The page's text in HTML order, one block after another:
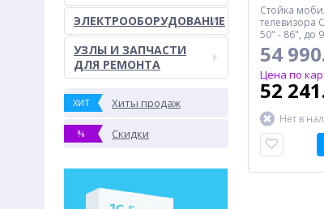
ЭЛЕКТРООБОРУДОВАНИЕ
УЗЛЫ И ЗАПЧАСТИ
ДЛЯ РЕМОНТА
ХИТ Хиты продаж
% Скидки
Стойка
телевизора
50" - 86", до
54
Цена по
52
Нет в